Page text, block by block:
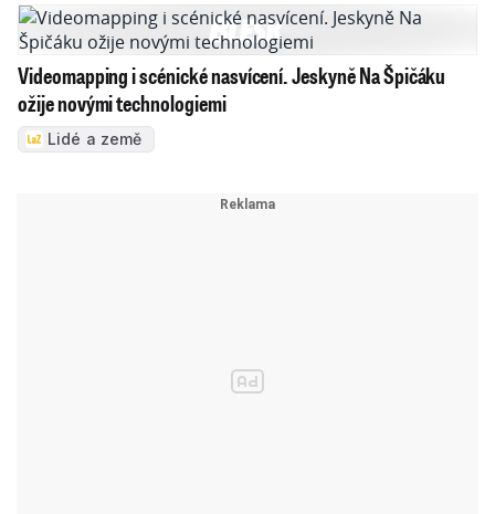
Videomapping i scénické nasvícení. Jeskyně Na Špičáku
ožije novými technologiemi
Lidé a země